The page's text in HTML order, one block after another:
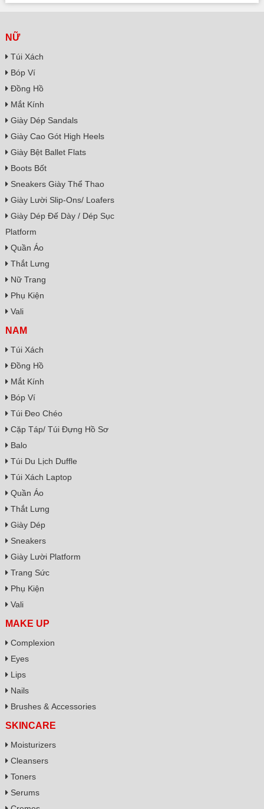
NỮ
Túi Xách
Bóp Ví
Đồng Hồ
Mắt Kính
Giày Dép Sandals
Giày Cao Gót High Heels
Giày Bệt Ballet Flats
Boots Bốt
Sneakers Giày Thể Thao
Giày Lười Slip-Ons/ Loafers
Giày Dép Đế Dày / Dép Sục
Platform
Quần Áo
Thắt Lưng
Nữ Trang
Phụ Kiện
Vali
NAM
Túi Xách
Đồng Hồ
Mắt Kính
Bóp Ví
Túi Đeo Chéo
Cặp Táp/ Túi Đựng Hồ Sơ
Balo
Túi Du Lịch Duffle
Túi Xách Laptop
Quần Áo
Thắt Lưng
Giày Dép
Sneakers
Giày Lười Platform
Trang Sức
Phụ Kiện
Vali
MAKE UP
Complexion
Eyes
Lips
Nails
Brushes & Accessories
SKINCARE
Moisturizers
Cleansers
Toners
Serums